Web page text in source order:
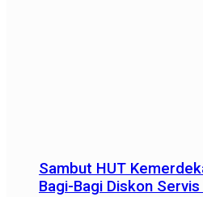
Sambut HUT
Bagi-Bagi Diskon